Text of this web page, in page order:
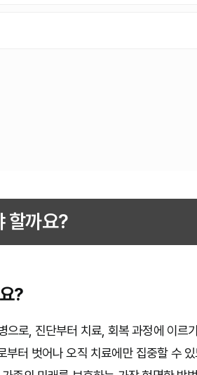
할까요?
?
으로, 진단부터 치료, 회복 과정에 이르
터 벗어나 오직 치료에만 집중할 수